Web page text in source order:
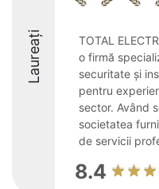
Laureați
TOTAL
o firmă
securitate și
pentru
sector. Având
societatea
de servicii
8.4